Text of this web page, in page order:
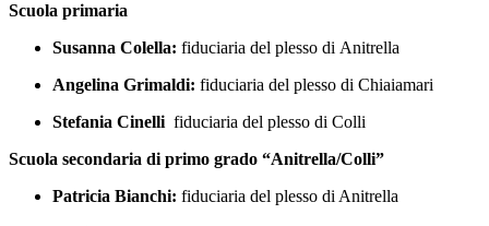
Scuola primaria
Susanna Colella: fiduciaria del plesso di Anitrella
Angelina Grimaldi: fiduciaria del plesso di Chiaiamari
Stefania Cinelli fiduciaria del plesso di Colli
Scuola secondaria di primo grado “Anitrella/Colli”
Patricia Bianchi: fiduciaria del plesso di Anitrella